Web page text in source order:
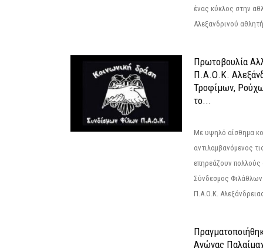
ένας κύκλος στην
Αλεξανδρινού
Πρωτοβουλία
Π.Α.Ο.Κ.
Τροφίμων,
το...
Με υψηλό αίσθημα
αντιλαμβανόμενος
επηρεάζουν πολλούς
Σύνδεσμος
Π.Α.Ο.Κ.
Αγώνας